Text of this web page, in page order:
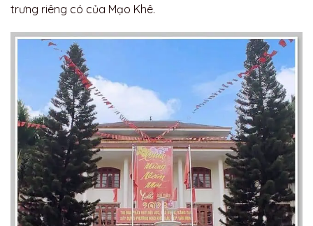
trưng riêng có của Mạo Khê.